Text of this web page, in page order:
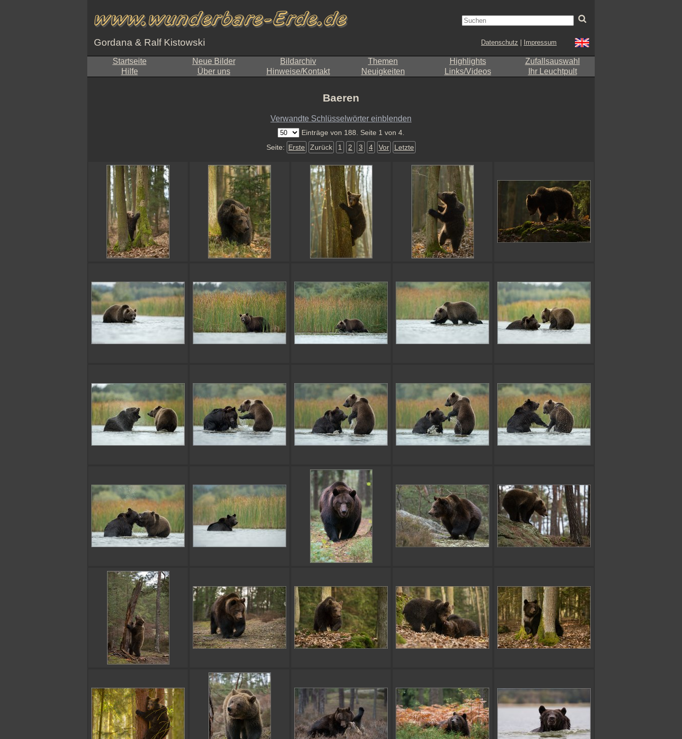
Gordana & Ralf Kistowski Datenschutz Impressum
Startseite Neue Bilder Bildarchiv Themen Highlights
Zufallsauswahl
Hilfe
Über uns Hinweise/Kontakt Neuigkeiten Links/Videos Ihr Leuchtpult
Baeren
Verwandte Schlüsselwörter einblenden
Einträge von 188. Seite 1 von 4.
Seite: Erste Zurück 1 2 3 4 Vor Letzte